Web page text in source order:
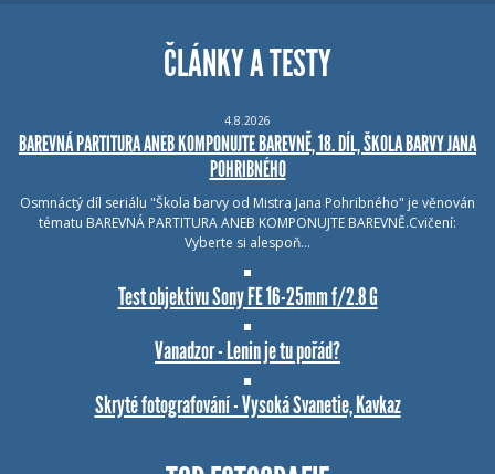
ČLÁNKY A TESTY
4.8.2026
BAREVNÁ PARTITURA ANEB KOMPONUJTE BAREVNĚ, 18. DÍL, ŠKOLA BARVY JANA
POHRIBNÉHO
Osmnáctý díl seriálu "Škola barvy od Mistra Jana Pohribného" je věnován
tématu BAREVNÁ PARTITURA ANEB KOMPONUJTE BAREVNĚ.Cvičení:
Vyberte si alespoň…
Test objektivu Sony FE 16-25mm f/2.8 G
Vanadzor - Lenin je tu pořád?
Skryté fotografování - Vysoká Svanetie, Kavkaz